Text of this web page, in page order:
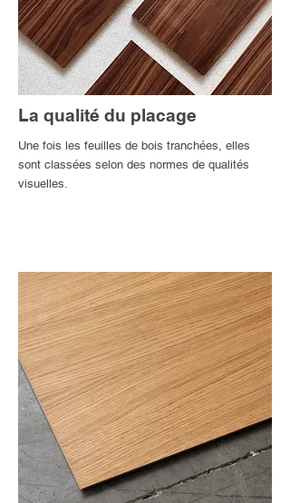
La qualité du placage
Une fois les feuilles de bois tranchées, elles
sont classées selon des normes de qualités
visuelles.